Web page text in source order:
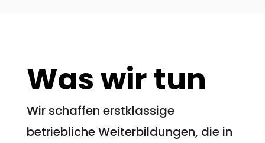
Was wir tun
Wir schaffen erstklassige
betriebliche Weiterbildungen, die in